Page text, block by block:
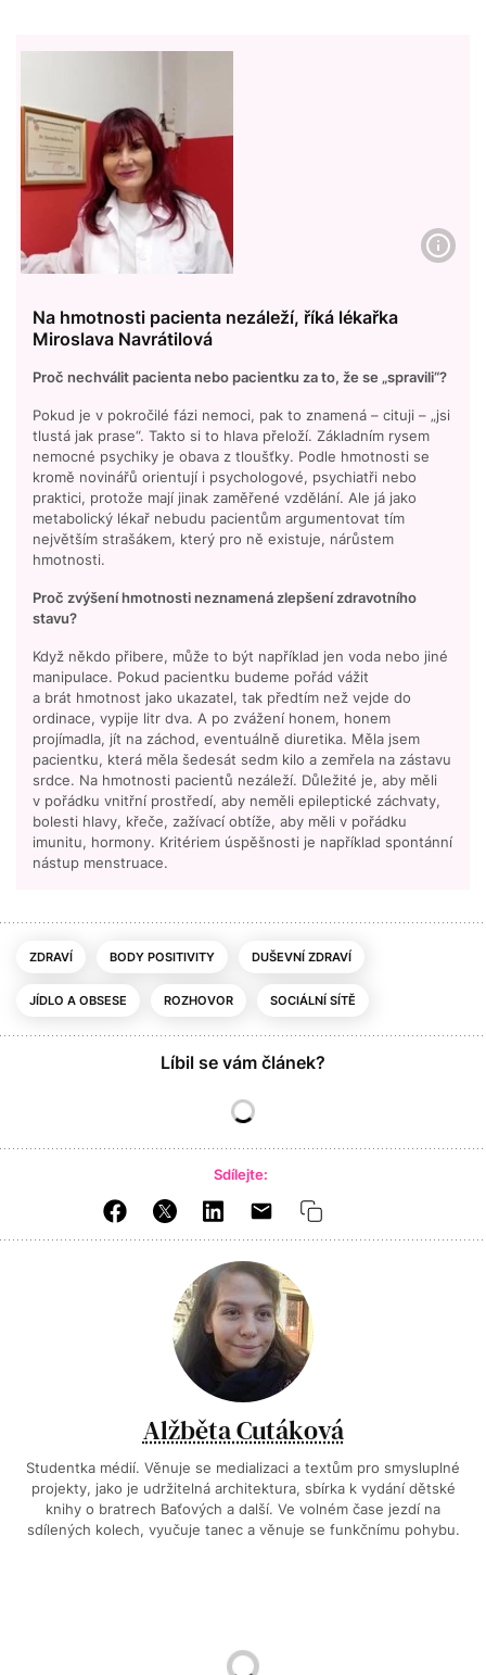
Na hmotnosti pacienta nezáleží, říká lékařka
Miroslava Navrátilová
Proč nechválit pacienta nebo pacientku za to, že se „spravili“?
Pokud je v pokročilé fázi nemoci, pak to znamená – cituji – „jsi
tlustá jak prase“. Takto si to hlava přeloží. Základním rysem
nemocné psychiky je obava z tloušťky. Podle hmotnosti se
kromě novinářů orientují i psychologové, psychiatři nebo
praktici, protože mají jinak zaměřené vzdělání. Ale já jako
metabolický lékař nebudu pacientům argumentovat tím
největším strašákem, který pro ně existuje, nárůstem
hmotnosti.
Proč zvýšení hmotnosti neznamená zlepšení zdravotního
stavu?
Když někdo přibere, může to být například jen voda nebo jiné
manipulace. Pokud pacientku budeme pořád vážit
a brát hmotnost jako ukazatel, tak předtím než vejde do
ordinace, vypije litr dva. A po zvážení honem, honem
projímadla, jít na záchod, eventuálně diuretika. Měla jsem
pacientku, která měla šedesát sedm kilo a zemřela na zástavu
srdce. Na hmotnosti pacientů nezáleží. Důležité je, aby měli
v pořádku vnitřní prostředí, aby neměli epileptické záchvaty,
bolesti hlavy, křeče, zažívací obtíže, aby měli v pořádku
imunitu, hormony. Kritériem úspěšnosti je například spontánní
nástup menstruace.
ZDRAVÍ BODY POSITIVITY DUŠEVNÍ ZDRAVÍ
JÍDLO A OBSESE ROZHOVOR SOCIÁLNÍ SÍTĚ
Líbil se vám článek?
Sdílejte:
Alžběta Cutáková
Studentka médií. Věnuje se medializaci a textům pro smysluplné
projekty, jako je udržitelná architektura, sbírka k vydání dětské
knihy o bratrech Baťových a další. Ve volném čase jezdí na
sdílených kolech, vyučuje tanec a věnuje se funkčnímu pohybu.